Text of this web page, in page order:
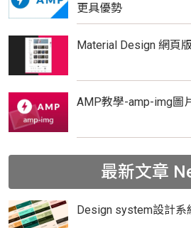
更具優勢
Material Design 網頁
AMP教學-amp-img圖
最新文章
Design system設計系